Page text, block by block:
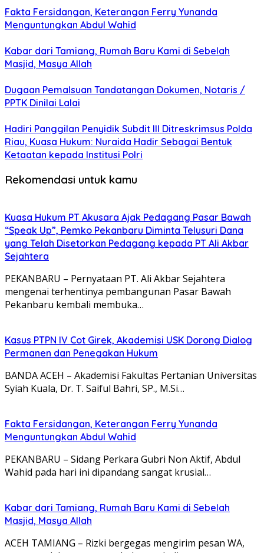
Fakta Fersidangan, Keterangan Ferry Yunanda
Menguntungkan Abdul Wahid
Kabar dari Tamiang, Rumah Baru Kami di Sebelah
Masjid, Masya Allah
Dugaan Pemalsuan Tandatangan Dokumen, Notaris /
PPTK Dinilai Lalai
Hadiri Panggilan Penyidik Subdit III Ditreskrimsus Polda
Riau, Kuasa Hukum: Nuraida Hadir Sebagai Bentuk
Ketaatan kepada Institusi Polri
Rekomendasi untuk kamu
Kuasa Hukum PT Akusara Ajak Pedagang Pasar Bawah
“Speak Up”, Pemko Pekanbaru Diminta Telusuri Dana
yang Telah Disetorkan Pedagang kepada PT Ali Akbar
Sejahtera
PEKANBARU – Pernyataan PT. Ali Akbar Sejahtera
mengenai terhentinya pembangunan Pasar Bawah
Pekanbaru kembali membuka…
Kasus PTPN IV Cot Girek, Akademisi USK Dorong Dialog
Permanen dan Penegakan Hukum
BANDA ACEH – Akademisi Fakultas Pertanian Universitas
Syiah Kuala, Dr. T. Saiful Bahri, SP., M.Si…
Fakta Fersidangan, Keterangan Ferry Yunanda
Menguntungkan Abdul Wahid
PEKANBARU – Sidang Perkara Gubri Non Aktif, Abdul
Wahid pada hari ini dipandang sangat krusial…
Kabar dari Tamiang, Rumah Baru Kami di Sebelah
Masjid, Masya Allah
ACEH TAMIANG – Rizki bergegas mengirim pesan WA,